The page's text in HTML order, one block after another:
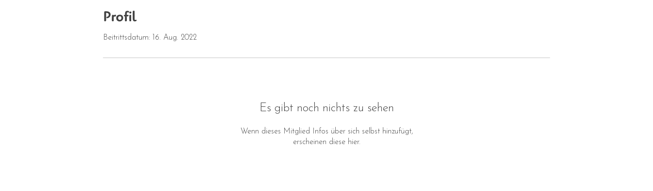
Profil
Beitrittsdatum: 16. Aug. 2022
Es gibt noch nichts zu sehen
Wenn dieses Mitglied Infos über sich selbst hinzufügt,
erscheinen diese hier.